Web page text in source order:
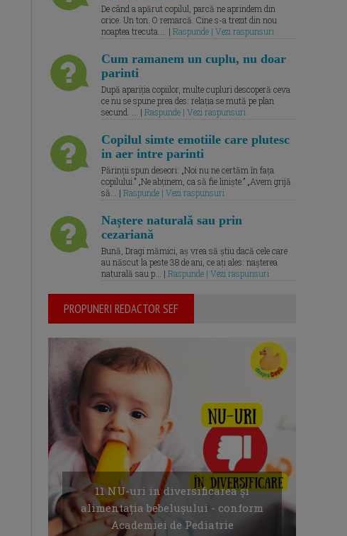
De când a apărut copilul, parcă ne aprindem din
orice. Un ton. O remarcă. Cine s-a trezit din nou
noaptea trecuta.... | Raspunde | Vezi raspunsuri
Cum ramanem un cuplu, nu doar
parinti
După apariția copiilor, multe cupluri descoperă ceva
ce nu se spune prea des: relația se mută pe plan
secund. ... | Raspunde | Vezi raspunsuri
Copilul simte emotiile care plutesc
in aer intre parinti
Părinții spun deseori: „Noi nu ne certăm în fața
copilului.” „Ne abținem, ca să fie liniște.” „Avem grijă
să... | Raspunde | Vezi raspunsuri
Naștere naturală sau prin
cezariană
Bună, Dragi mămici, aș vrea să știu dacă cele care
au născut la peste 38 de ani, ce ați ales: nașterea
naturală sau p... | Raspunde | Vezi raspunsuri
PROPUNERI REDACTOR SEF
11 NU-uri in diversificarea și
alimentația bebelușului - conform
Academiei de Pediatrie